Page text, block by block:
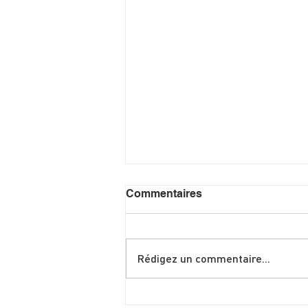
Commentaires
Rédigez un commentaire...